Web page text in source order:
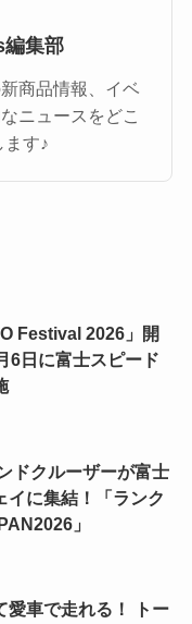
集部
商品情報、イベ
ニュースをどこ
ます♪
Festival 2026」開
日に富士スピード
ドクルーザーが富士
イに集結！「ランク
」
愛車で走れる！ トー